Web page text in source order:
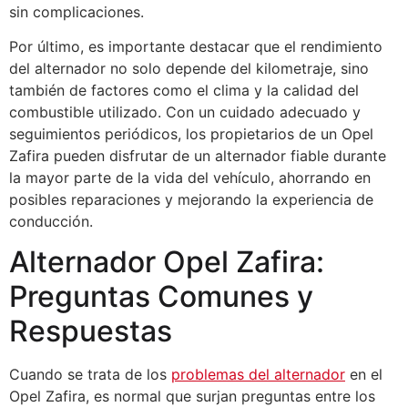
sin complicaciones.
Por último, es importante destacar que el rendimiento
del alternador no solo depende del kilometraje, sino
también de factores como el clima y la calidad del
combustible utilizado. Con un cuidado adecuado y
seguimientos periódicos, los propietarios de un Opel
Zafira pueden disfrutar de un alternador fiable durante
la mayor parte de la vida del vehículo, ahorrando en
posibles reparaciones y mejorando la experiencia de
conducción.
Alternador Opel Zafira:
Preguntas Comunes y
Respuestas
Cuando se trata de los problemas del alternador en el
Opel Zafira, es normal que surjan preguntas entre los